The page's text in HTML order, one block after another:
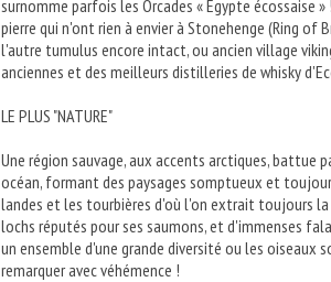
surnomme parfois les Orcades « Egypte écossaise
pierre qui n'ont rien à envier à Stonehenge (Ring of
l'autre tumulus encore intact, ou ancien village
anciennes et des meilleurs distilleries de whisky
LE PLUS "NATURE"
Une région sauvage, aux accents arctiques, battue
océan, formant des paysages somptueux et
landes et les tourbières d'où l'on extrait toujours
lochs réputés pour ses saumons, et d'immenses
un ensemble d'une grande diversité ou les oiseaux
remarquer avec véhémence !